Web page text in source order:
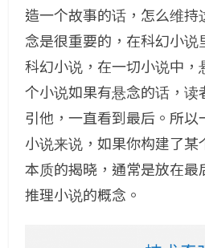
造一个故事的话，怎么维持
念是很重要的，在科幻小说
科幻小说，在一切小说中，
个小说如果有悬念的话，读
引他，一直看到最后。所以
小说来说，如果你构建了某
本质的揭晓，通常是放在最
推理小说的概念。